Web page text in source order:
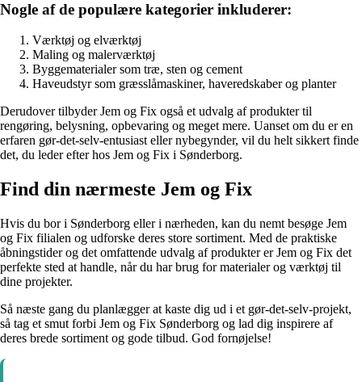
Nogle af de populære kategorier inkluderer:
Værktøj og elværktøj
Maling og malerværktøj
Byggematerialer som træ, sten og cement
Haveudstyr som græsslåmaskiner, haveredskaber og planter
Derudover tilbyder Jem og Fix også et udvalg af produkter til
rengøring, belysning, opbevaring og meget mere. Uanset om du er en
erfaren gør-det-selv-entusiast eller nybegynder, vil du helt sikkert finde
det, du leder efter hos Jem og Fix i Sønderborg.
Find din nærmeste Jem og Fix
Hvis du bor i Sønderborg eller i nærheden, kan du nemt besøge Jem
og Fix filialen og udforske deres store sortiment. Med de praktiske
åbningstider og det omfattende udvalg af produkter er Jem og Fix det
perfekte sted at handle, når du har brug for materialer og værktøj til
dine projekter.
Så næste gang du planlægger at kaste dig ud i et gør-det-selv-projekt,
så tag et smut forbi Jem og Fix Sønderborg og lad dig inspirere af
deres brede sortiment og gode tilbud. God fornøjelse!